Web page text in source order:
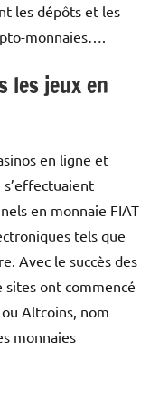
les dépôts et les
monnaies….
les jeux en
en ligne et
s’effectuaient
en monnaie FIAT
tels que
Avec le succès des
sites ont commencé
Altcoins, nom
monnaies